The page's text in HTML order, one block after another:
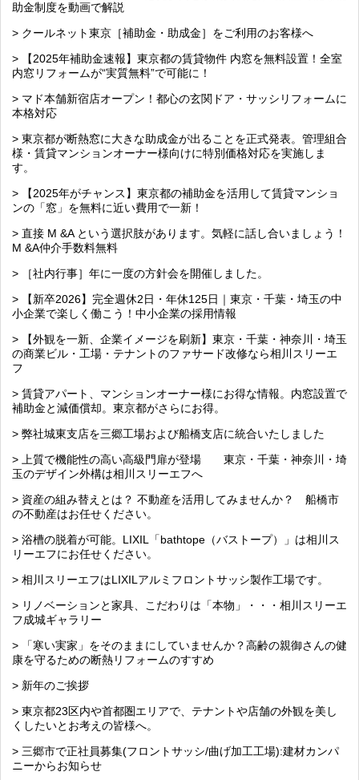
助金制度を動画で解説
> クールネット東京［補助金・助成金］をご利用のお客様へ
> 【2025年補助金速報】東京都の賃貸物件 内窓を無料設置！全室
内窓リフォームが“実質無料”で可能に！
> マド本舗新宿店オープン！都心の玄関ドア・サッシリフォームに
本格対応
> 東京都が断熱窓に大きな助成金が出ることを正式発表。管理組合
様・賃貸マンションオーナー様向けに特別価格対応を実施しま
す。
> 【2025年がチャンス】東京都の補助金を活用して賃貸マンショ
ンの「窓」を無料に近い費用で一新！
> 直接 M &A という選択肢があります。気軽に話し合いましょう！
M &A仲介手数料無料
> ［社内行事］年に一度の方針会を開催しました。
> 【新卒2026】完全週休2日・年休125日｜東京・千葉・埼玉の中
小企業で楽しく働こう！中小企業の採用情報
> 【外観を一新、企業イメージを刷新】東京・千葉・神奈川・埼玉
の商業ビル・工場・テナントのファサード改修なら相川スリーエ
フ
> 賃貸アパート、マンションオーナー様にお得な情報。内窓設置で
補助金と減価償却。東京都がさらにお得。
> 弊社城東支店を三郷工場および船橋支店に統合いたしました
> 上質で機能性の高い高級門扉が登場 東京・千葉・神奈川・埼
玉のデザイン外構は相川スリーエフへ
> 資産の組み替えとは？ 不動産を活用してみませんか？ 船橋市
の不動産はお任せください。
> 浴槽の脱着が可能。LIXIL「bathtope（バストープ）」は相川ス
リーエフにお任せください。
> 相川スリーエフはLIXILアルミフロントサッシ製作工場です。
> リノベーションと家具、こだわりは「本物」・・・相川スリーエ
フ成城ギャラリー
> 「寒い実家」をそのままにしていませんか？高齢の親御さんの健
康を守るための断熱リフォームのすすめ
> 新年のご挨拶
> 東京都23区内や首都圏エリアで、テナントや店舗の外観を美し
くしたいとお考えの皆様へ。
> 三郷市で正社員募集(フロントサッシ/曲げ加工工場):建材カンパ
ニーからお知らせ